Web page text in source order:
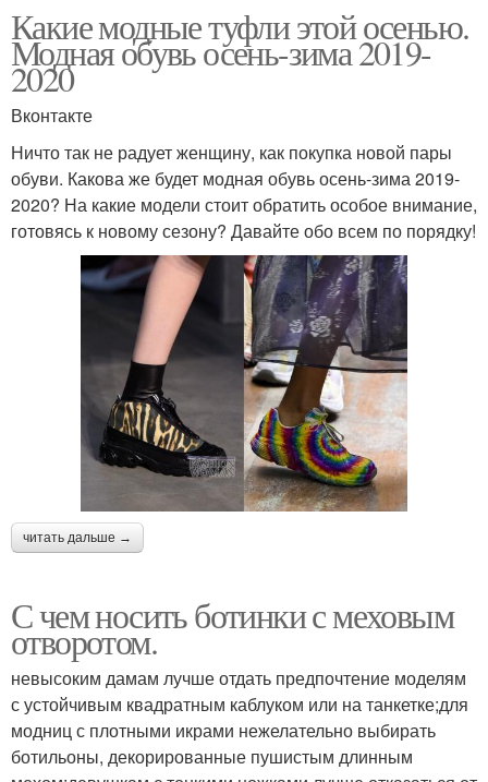
Какие модные туфли этой осенью.
Модная обувь осень-зима 2019-
2020
Вконтакте
Ничто так не радует женщину, как покупка новой пары
обуви. Какова же будет модная обувь осень-зима 2019-
2020? На какие модели стоит обратить особое внимание,
готовясь к новому сезону? Давайте обо всем по порядку!
читать дальше →
С чем носить ботинки с меховым
отворотом.
невысоким дамам лучше отдать предпочтение моделям
с устойчивым квадратным каблуком или на танкетке;для
модниц с плотными икрами нежелательно выбирать
ботильоны, декорированные пушистым длинным